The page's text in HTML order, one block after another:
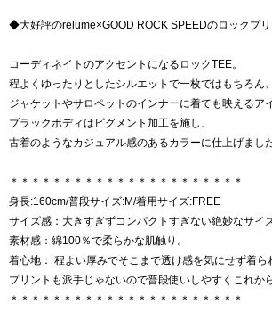
◆大好評のrelume×GOOD ROCK SPEEDのロックプリ
コーディネイトのアクセントになるロックTEE。
程よくゆったりとしたシルエットで一枚ではもちろん、
ジャケットやサロペットのインナーに着ても映えるア
ブラックボディはピグメント加工を施し、
古着のようなカジュアル感のあるカラーに仕上げました
＊＊＊＊＊＊＊＊＊＊＊＊＊＊＊＊＊＊＊＊＊＊
身長:160cm/普段サイズ:M/着用サイズ:FREE
サイズ感：大きすぎずコンパクトすぎない絶妙なサイ
素材感：綿100％で柔らかな肌触り。
着心地： 程よい厚みでそこまで透け感を気にせず着ら
プリントも派手じゃないので普段使いしやすくこれか
＊＊＊＊＊＊＊＊＊＊＊＊＊＊＊＊＊＊＊＊＊＊